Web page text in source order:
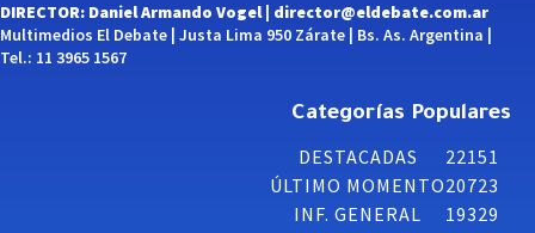
DIRECTOR: Daniel Armando Vogel | director@eldebate.com.ar
Multimedios El Debate | Justa Lima 950 Zárate | Bs. As. Argentina |
Tel.: 11 3965 1567
Categorías Populares
DESTACADAS
22151
ÚLTIMO MOMENTO20723
INF. GENERAL
19329